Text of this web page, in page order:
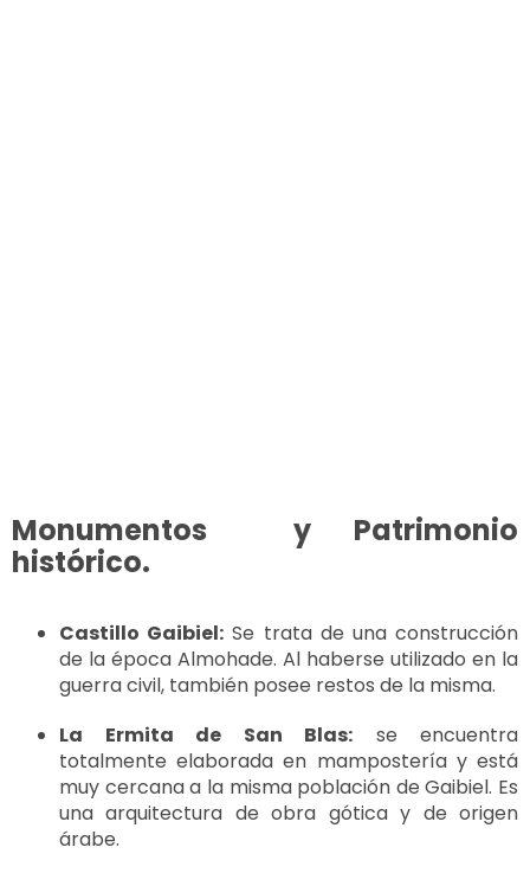
Monumentos y Patrimonio
histórico.
Castillo Gaibiel: Se trata de una construcción
de la época Almohade. Al haberse utilizado en la
guerra civil, también posee restos de la misma.
La Ermita de San Blas: se encuentra
totalmente elaborada en mampostería y está
muy cercana a la misma población de Gaibiel. Es
una arquitectura de obra gótica y de origen
árabe.